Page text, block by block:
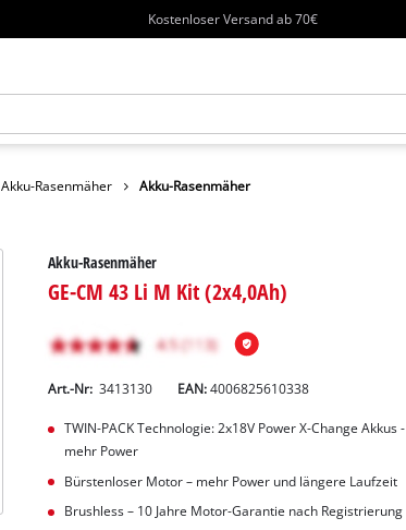
Kostenloser Versand ab 70€
Akku-Rasenmäher Akku-Rasenmäher
Akku-Rasenmäher
GE-CM 43 Li M Kit (2x4,0Ah)
Art.-Nr: 3413130 EAN:4006825610338
TWIN-PACK Technologie: 2x18V Power X-Change Akkus -
mehr Power
Bürstenloser Motor – mehr Power und längere Laufzeit
Brushless – 10 Jahre Motor-Garantie nach Registrierung